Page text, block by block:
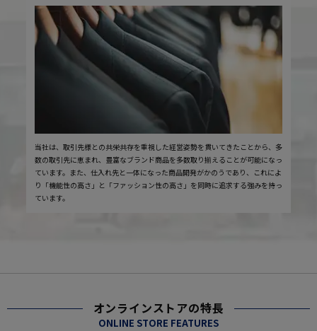
当社は、取引先様との共栄共存を重視した経営姿勢を貫いてきたことから、多
数の取引先に恵まれ、豊富なブランド商品を多数取り揃えることが可能になっ
ています。また、仕入れ先と一体になった商品開発がかのうであり、これによ
り「機能性の高さ」と「ファッション性の高さ」を同時に追求する強みを持っ
ています。
オンラインストアの特長
ONLINE STORE FEATURES